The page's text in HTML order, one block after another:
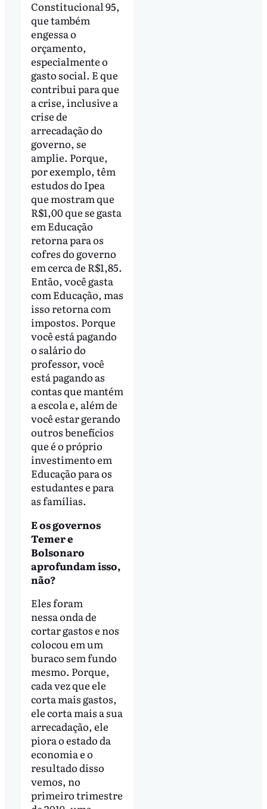
Constitucional 95,
que também
engessa o
orçamento,
especialmente o
gasto social. E que
contribui para que
a crise, inclusive a
crise de
arrecadação do
governo, se
amplie. Porque,
por exemplo, têm
estudos do Ipea
que mostram que
R$1,00 que se gasta
em Educação
retorna para os
cofres do governo
em cerca de R$1,85.
Então, você gasta
com Educação, mas
isso retorna com
impostos. Porque
você está pagando
o salário do
professor, você
está pagando as
contas que mantém
a escola e, além de
você estar gerando
outros benefícios
que é o próprio
investimento em
Educação para os
estudantes e para
as famílias.
E os governos
Temer e
Bolsonaro
aprofundam isso,
não?
Eles foram
nessa onda de
cortar gastos e nos
colocou em um
buraco sem fundo
mesmo. Porque,
cada vez que ele
corta mais gastos,
ele corta mais a sua
arrecadação, ele
piora o estado da
economia e o
resultado disso
vemos, no
primeiro trimestre